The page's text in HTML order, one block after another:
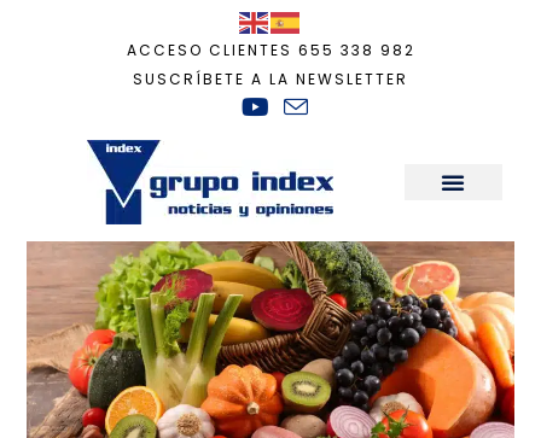
ACCESO CLIENTES 655 338 982
SUSCRÍBETE A LA NEWSLETTER
frío